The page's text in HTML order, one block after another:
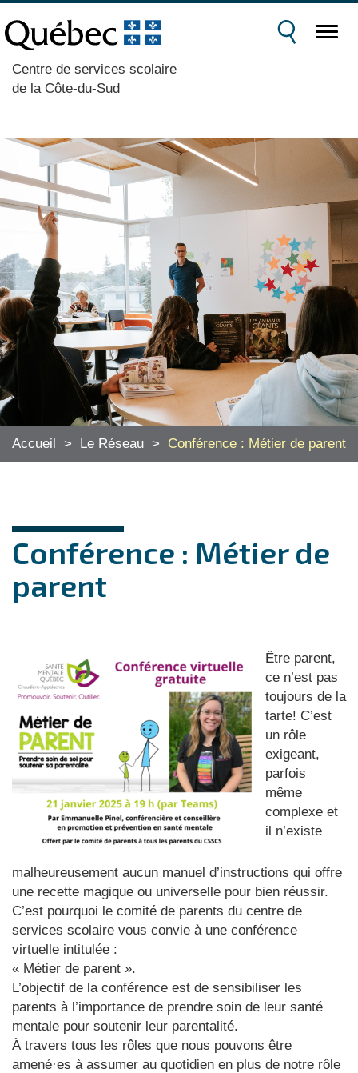
Centre de services scolaire
de la Côte-du-Sud
Accueil > Le Réseau > Conférence : Métier de parent
Conférence : Métier de
parent
Être parent,
ce n’est pas
toujours de la
tarte! C’est
un rôle
exigeant,
parfois
même
complexe et
il n’existe
malheureusement aucun manuel d’instructions qui offre
une recette magique ou universelle pour bien réussir.
C’est pourquoi le comité de parents du centre de
services scolaire vous convie à une conférence
virtuelle intitulée :
« Métier de parent ».
L’objectif de la conférence est de sensibiliser les
parents à l’importance de prendre soin de leur santé
mentale pour soutenir leur parentalité.
À travers tous les rôles que nous pouvons être
amené·es à assumer au quotidien en plus de notre rôle